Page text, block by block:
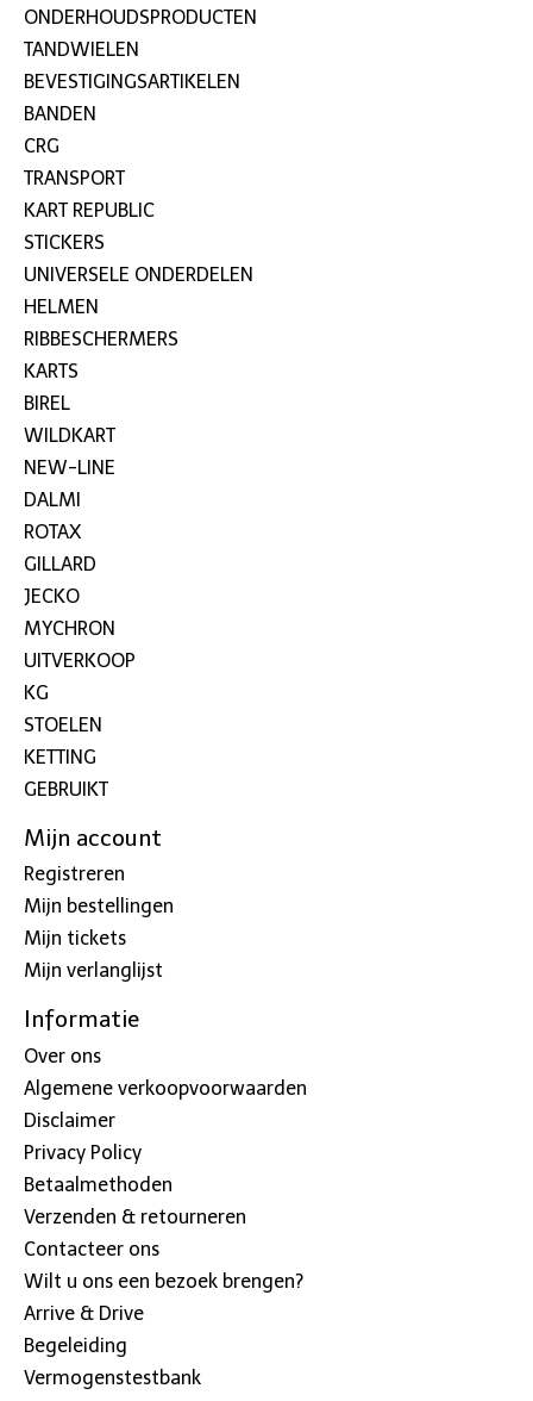
ONDERHOUDSPRODUCTEN
TANDWIELEN
BEVESTIGINGSARTIKELEN
BANDEN
CRG
TRANSPORT
KART REPUBLIC
STICKERS
UNIVERSELE ONDERDELEN
HELMEN
RIBBESCHERMERS
KARTS
BIREL
WILDKART
NEW-LINE
DALMI
ROTAX
GILLARD
JECKO
MYCHRON
UITVERKOOP
KG
STOELEN
KETTING
GEBRUIKT
Mijn account
Registreren
Mijn bestellingen
Mijn tickets
Mijn verlanglijst
Informatie
Over ons
Algemene verkoopvoorwaarden
Disclaimer
Privacy Policy
Betaalmethoden
Verzenden & retourneren
Contacteer ons
Wilt u ons een bezoek brengen?
Arrive & Drive
Begeleiding
Vermogenstestbank